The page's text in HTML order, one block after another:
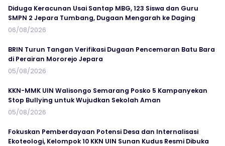
Diduga Keracunan Usai Santap MBG, 123 Siswa dan Guru
SMPN 2 Jepara Tumbang, Dugaan Mengarah ke Daging
06/08/2026
BRIN Turun Tangan Verifikasi Dugaan Pencemaran Batu Bara
di Perairan Mororejo Jepara
05/08/2026
KKN-MMK UIN Walisongo Semarang Posko 5 Kampanyekan
Stop Bullying untuk Wujudkan Sekolah Aman
05/08/2026
Fokuskan Pemberdayaan Potensi Desa dan Internalisasi
Ekoteologi, Kelompok 10 KKN UIN Sunan Kudus Resmi Dibuka